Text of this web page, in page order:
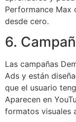
Performance Max
desde cero.
6.
Las campañas
Ads y están
que el usuario
Aparecen en
formatos visuales